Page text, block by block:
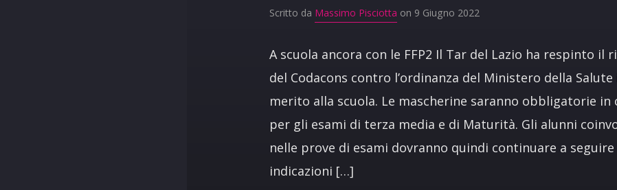
Scritto da Massimo Pisciotta on 9 Giugno 2022
A scuola ancora con le FFP2 Il Tar del Lazio ha respinto il
del Codacons contro l’ordinanza del Ministero della Salute
merito alla scuola. Le mascherine saranno obbligatorie in
per gli esami di terza media e di Maturità. Gli alunni
nelle prove di esami dovranno quindi continuare a seguire
indicazioni […]